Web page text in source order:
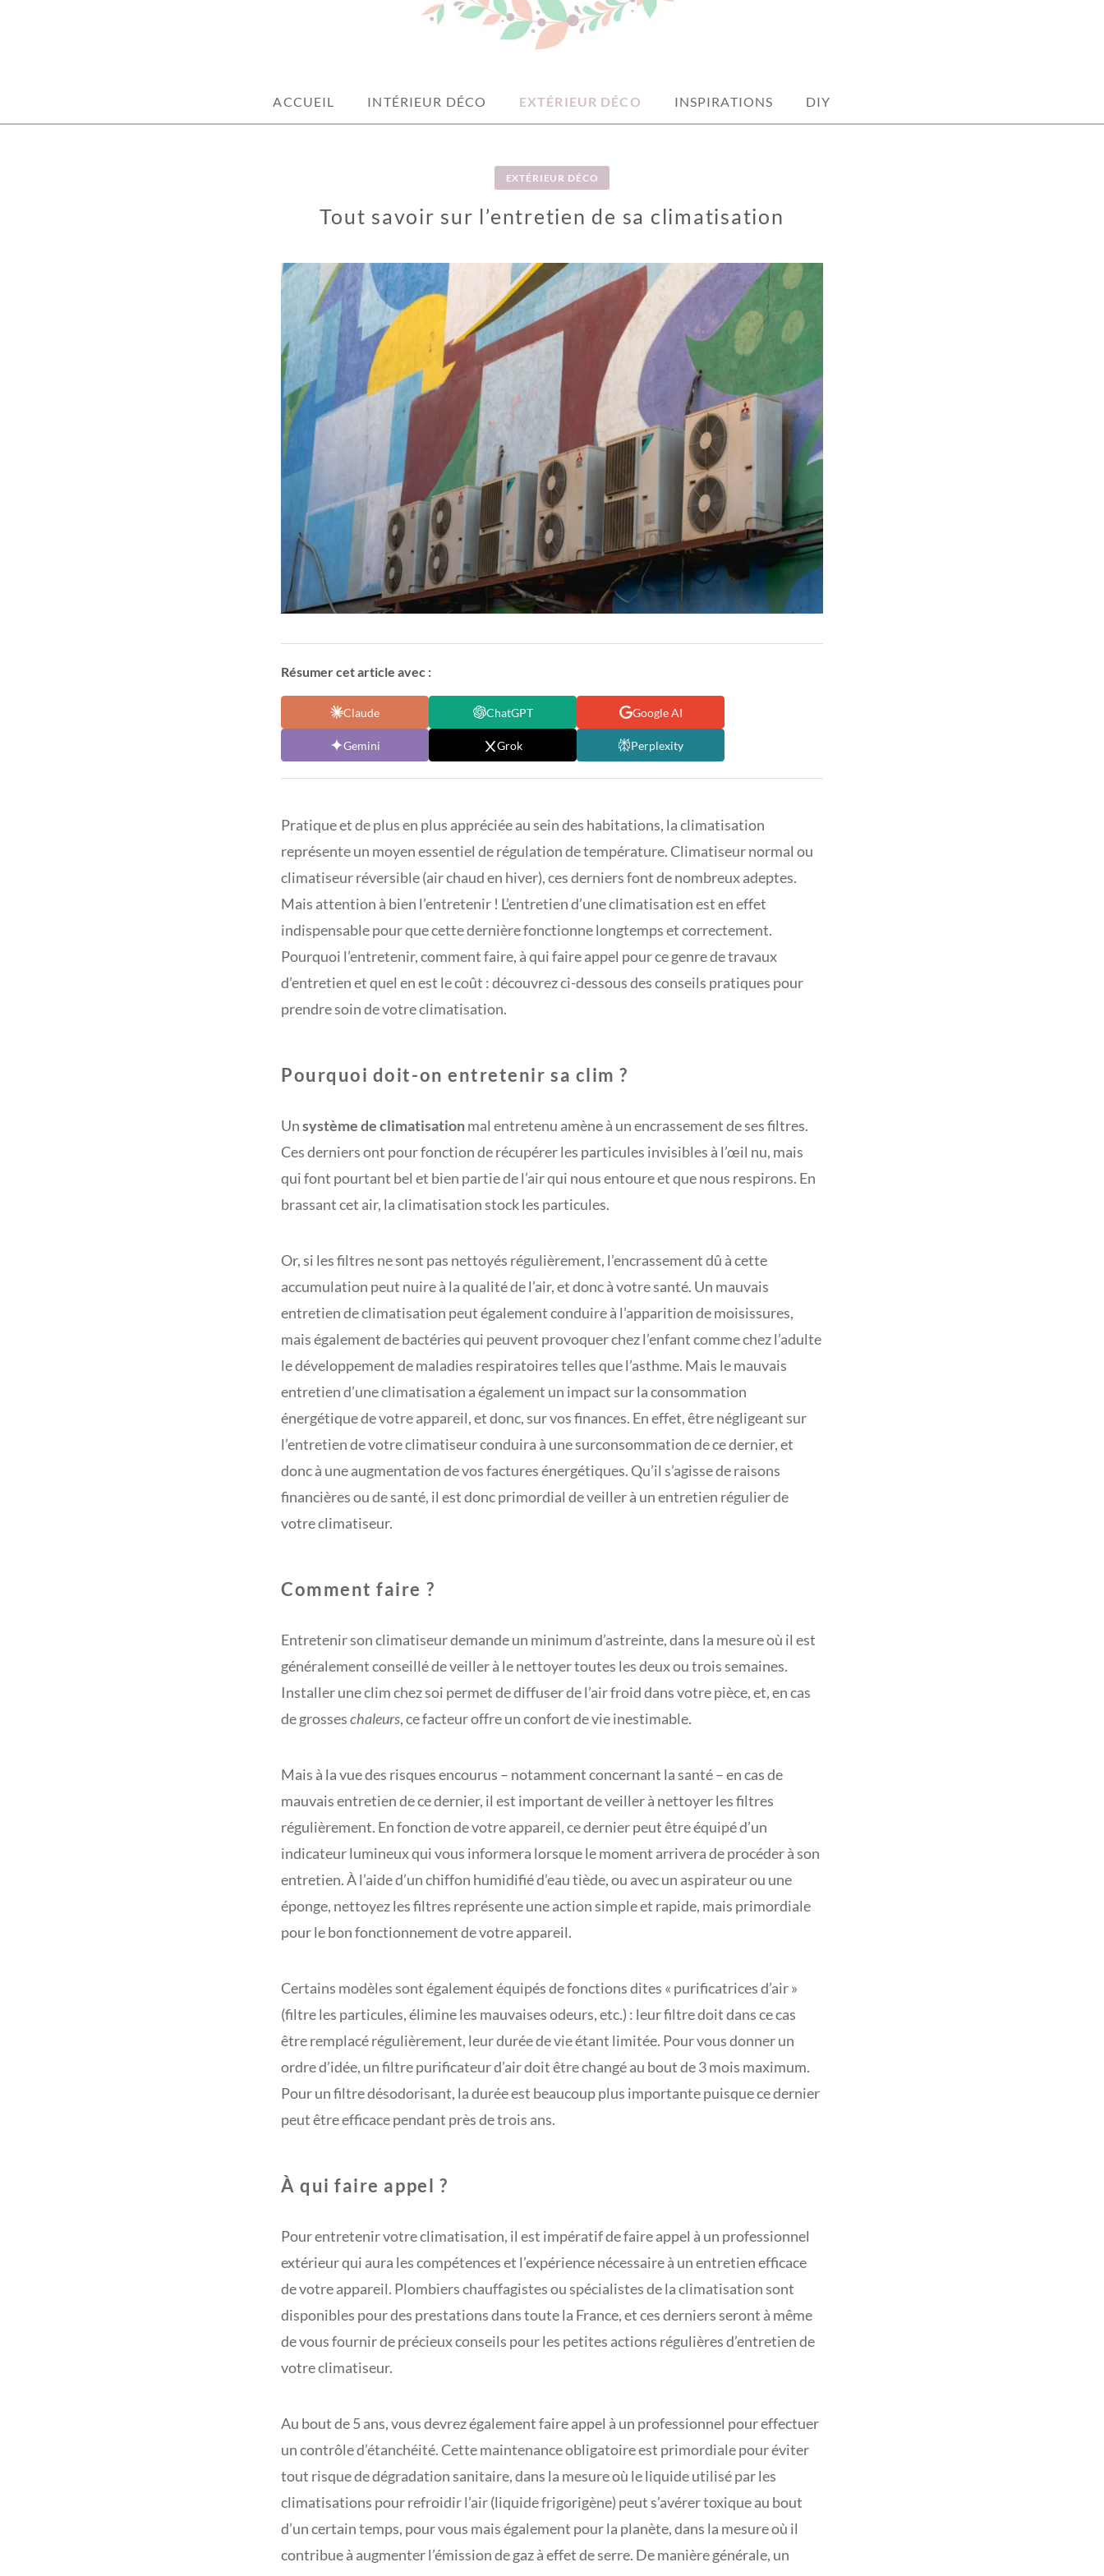
ACCUEIL INTÉRIEUR DÉCO EXTÉRIEUR DÉCO INSPIRATIONS DIY
EXTÉRIEUR DÉCO
Tout savoir sur l’entretien de sa climatisation
Résumer cet article avec :
Claude ChatGPT Google AI
Gemini Grok Perplexity
Pratique et de plus en plus appréciée au sein des habitations, la climatisation
représente un moyen essentiel de régulation de température. Climatiseur normal ou
climatiseur réversible (air chaud en hiver), ces derniers font de nombreux adeptes.
Mais attention à bien l’entretenir ! L’entretien d’une climatisation est en effet
indispensable pour que cette dernière fonctionne longtemps et correctement.
Pourquoi l’entretenir, comment faire, à qui faire appel pour ce genre de travaux
d’entretien et quel en est le coût : découvrez ci-dessous des conseils pratiques pour
prendre soin de votre climatisation.
Pourquoi doit-on entretenir sa clim ?
Unsystème de climatisationmal entretenu amène à un encrassement de ses filtres.
Ces derniers ont pour fonction de récupérer les particules invisibles à l’œil nu, mais
qui font pourtant bel et bien partie de l’air qui nous entoure et que nous respirons. En
brassant cet air, la climatisation stock les particules.
Or, si les filtres ne sont pas nettoyés régulièrement, l’encrassement dû à cette
accumulation peut nuire à la qualité de l’air, et donc à votre santé. Un mauvais
entretien de climatisation peut également conduire à l’apparition de moisissures,
mais également de bactéries qui peuvent provoquer chez l’enfant comme chez l’adulte
le développement de maladies respiratoires telles que l’asthme. Mais le mauvais
entretien d’une climatisation a également un impact sur la consommation
énergétique de votre appareil, et donc, sur vos finances. En effet, être négligeant sur
l’entretien de votre climatiseur conduira à une surconsommation de ce dernier, et
donc à une augmentation de vos factures énergétiques. Qu’il s’agisse de raisons
financières ou de santé, il est donc primordial de veiller à un entretien régulier de
votre climatiseur.
Comment faire ?
Entretenir son climatiseur demande un minimum d’astreinte, dans la mesure où il est
généralement conseillé de veiller à le nettoyer toutes les deux ou trois semaines.
Installer une clim chez soi permet de diffuser de l’air froid dans votre pièce, et, en cas
de grosseschaleurs, ce facteur offre un confort de vie inestimable.
Mais à la vue des risques encourus – notamment concernant la santé – en cas de
mauvais entretien de ce dernier, il est important de veiller à nettoyer les filtres
régulièrement. En fonction de votre appareil, ce dernier peut être équipé d’un
indicateur lumineux qui vous informera lorsque le moment arrivera de procéder à son
entretien. À l’aide d’un chiffon humidifié d’eau tiède, ou avec un aspirateur ou une
éponge, nettoyez les filtres représente une action simple et rapide, mais primordiale
pour le bon fonctionnement de votre appareil.
Certains modèles sont également équipés de fonctions dites « purificatrices d’air »
(filtre les particules, élimine les mauvaises odeurs, etc.) : leur filtre doit dans ce cas
être remplacé régulièrement, leur durée de vie étant limitée. Pour vous donner un
ordre d’idée, un filtre purificateur d’air doit être changé au bout de 3 mois maximum.
Pour un filtre désodorisant, la durée est beaucoup plus importante puisque ce dernier
peut être efficace pendant près de trois ans.
À qui faire appel ?
Pour entretenir votre climatisation, il est impératif de faire appel à un professionnel
extérieur qui aura les compétences et l’expérience nécessaire à un entretien efficace
de votre appareil. Plombiers chauffagistes ou spécialistes de la climatisation sont
disponibles pour des prestations dans toute la France, et ces derniers seront à même
de vous fournir de précieux conseils pour les petites actions régulières d’entretien de
votre climatiseur.
Au bout de 5 ans, vous devrez également faire appel à un professionnel pour effectuer
un contrôle d’étanchéité. Cette maintenance obligatoire est primordiale pour éviter
tout risque de dégradation sanitaire, dans la mesure où le liquide utilisé par les
climatisations pour refroidir l’air (liquide frigorigène) peut s’avérer toxique au bout
d’un certain temps, pour vous mais également pour la planète, dans la mesure où il
contribue à augmenter l’émission de gaz à effet de serre. De manière générale, un